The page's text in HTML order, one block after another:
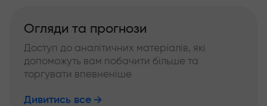
Огляди та прогнози
Доступ до аналітичних матеріалів, які
допоможуть вам побачити більше та
торгувати впевненіше
Дивитись все